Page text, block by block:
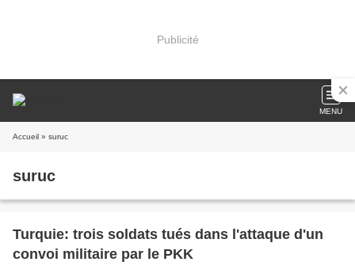
Publicité
MENU
Accueil » suruc
suruc
Turquie: trois soldats tués dans l'attaque d'un
convoi militaire par le PKK